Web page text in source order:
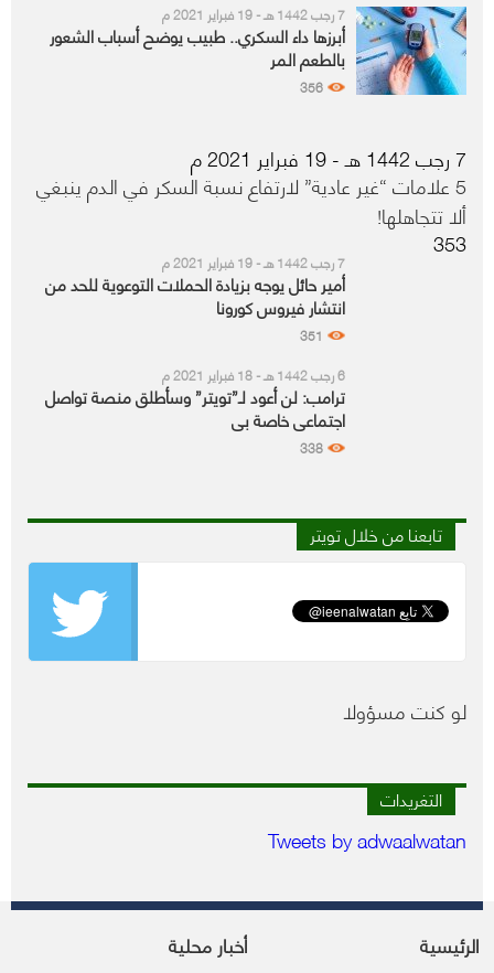
7 رجب 1442 هـ - 19 فبراير 2021 م
أبرزها داء السكري.. طبيب يوضح أسباب الشعور
بالطعم المر
356
7 رجب 1442 هـ - 19 فبراير 2021 م
5 علامات “غير عادية” لارتفاع نسبة السكر في الدم ينبغي
ألا تتجاهلها!
353
7 رجب 1442 هـ - 19 فبراير 2021 م
أمير حائل يوجه بزيادة الحملات التوعوية للحد من
انتشار فيروس كورونا
351
6 رجب 1442 هـ - 18 فبراير 2021 م
ترامب: لن أعود لـ”تويتر” وسأطلق منصة تواصل
اجتماعي خاصة بي
338
تابعنا من خلال تويتر
لو كنت مسؤولا
التغريدات
Tweets by adwaalwatan
الرئيسية
أخبار محلية